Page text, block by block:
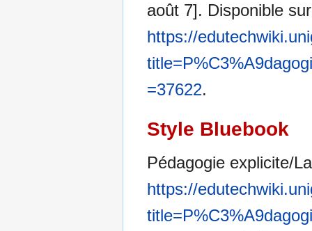
août 7]. Disponible
https://
=37622.
Style Bluebook
Pédagogie explicite/
https://